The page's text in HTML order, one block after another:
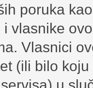
poruka
vlasnike
Vlasnici
(ili bilo
u